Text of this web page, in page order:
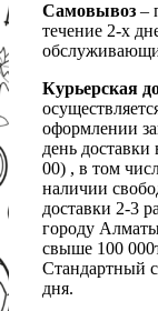
Самовывоз –
течение 2-х
Курьерская
оформлении
день доставки
00) , в том
наличии
доставки 2-3
городу Алматы
свыше 100
Стандартный
дня.